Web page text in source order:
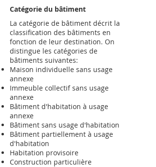
Catégorie du bâtiment
La catégorie de bâtiment décrit la
classification des bâtiments en
fonction de leur destination. On
distingue les catégories de
bâtiments suivantes:
Maison individuelle sans usage
annexe
Immeuble collectif sans usage
annexe
Bâtiment d'habitation à usage
annexe
Bâtiment sans usage d'habitation
Bâtiment partiellement à usage
d'habitation
Habitation provisoire
Construction particulière